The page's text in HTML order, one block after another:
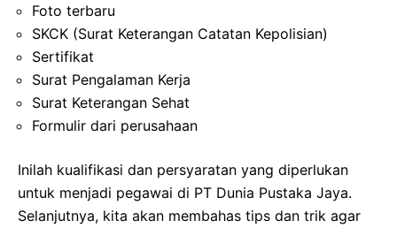
Foto terbaru
SKCK (Surat Keterangan Catatan Kepolisian)
Sertifikat
Surat Pengalaman Kerja
Surat Keterangan Sehat
Formulir dari perusahaan
Inilah kualifikasi dan persyaratan yang diperlukan
untuk menjadi pegawai di PT Dunia Pustaka Jaya.
Selanjutnya, kita akan membahas tips dan trik agar